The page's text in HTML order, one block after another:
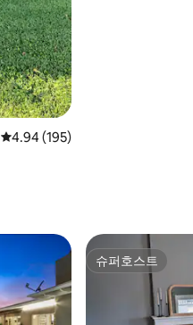
평점 4.94점(5점 만점), 후기 195개
4.94 (195)
슈퍼호스트
슈퍼호스트